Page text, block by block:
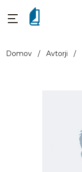
Domov / Avtorji /